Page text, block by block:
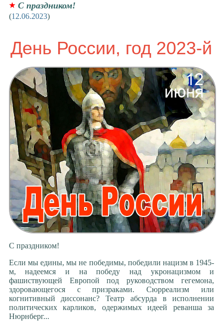
С праздником!
(12.06.2023)
День России, год 2023-й
С праздником!
Если мы едины, мы не победимы, победили нацизм в 1945-
м, надеемся и на победу над укронацизмом и
фашиствующей Европой под руководством гегемона,
здоровающегося с призраками. Сюрреализм или
когнитивный диссонанс? Театр абсурда в исполнении
политических карликов, одержимых идеей реванша за
Нюрнберг...